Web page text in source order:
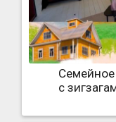
с